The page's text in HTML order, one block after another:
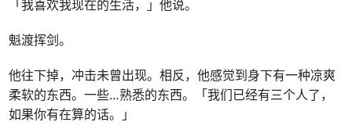
「我喜欢我现在的生活，」他说。
魁渡挥剑。
他往下掉，冲击未曾出现。相反，他感觉到身下有一种凉爽
柔软的东西。一些…熟悉的东西。「我们已经有三个人了，
如果你有在算的话。」